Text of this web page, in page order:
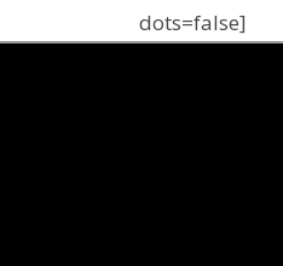
dots=false]